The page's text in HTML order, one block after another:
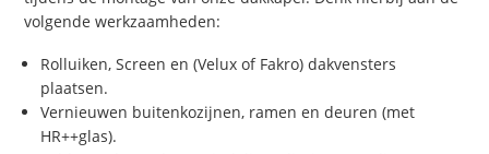
volgende werkzaamheden:
Rolluiken, Screen en (Velux of Fakro) dakvensters
plaatsen.
Vernieuwen buitenkozijnen, ramen en deuren (met
HR++glas).